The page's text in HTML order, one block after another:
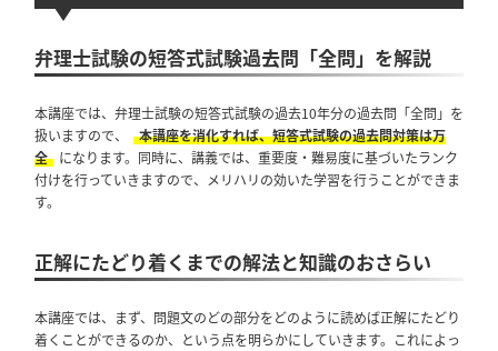
弁理士試験の短答式試験過去問「全問」を解説
本講座では、弁理士試験の短答式試験の過去10年分の過去問「全問」を
扱いますので、
本講座を消化すれば、短答式試験の過去問対策は万
全
になります。同時に、講義では、重要度・難易度に基づいたランク
付けを行っていきますので、メリハリの効いた学習を行うことができま
す。
正解にたどり着くまでの解法と知識のおさらい
本講座では、まず、問題文のどの部分をどのように読めば正解にたどり
着くことができるのか、という点を明らかにしていきます。これによっ